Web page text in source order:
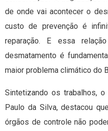
de onde vai acontecer o
custo de prevenção é
reparação. E essa
desmatamento é
maior problema climático do
Sintetizando os trabalhos,
Paulo da Silva, destacou
órgãos de controle não